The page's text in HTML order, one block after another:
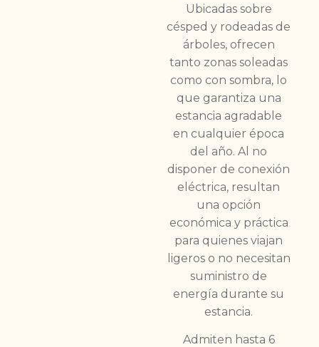
Ubicadas sobre
césped y rodeadas de
árboles, ofrecen
tanto zonas soleadas
como con sombra, lo
que garantiza una
estancia agradable
en cualquier época
del año. Al no
disponer de conexión
eléctrica, resultan
una opción
económica y práctica
para quienes viajan
ligeros o no necesitan
suministro de
energía durante su
estancia.
Admiten hasta 6